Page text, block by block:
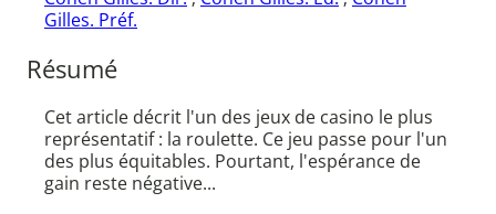
Gilles. Préf.
Résumé
Cet article décrit l'un des jeux de casino le plus
représentatif : la roulette. Ce jeu passe pour l'un
des plus équitables. Pourtant, l'espérance de
gain reste négative...